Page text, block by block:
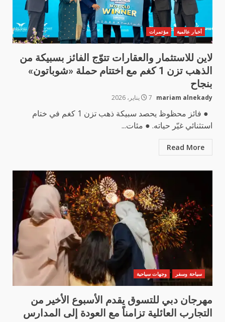
أخبار عالمية مؤتمرات
لاين للاستثمار والعقارات تتوّج الفائز بسبيكة من
الذهب تزن 1 كغم مع اختتام حملة «شوباتون»
بنجاح
mariam alnekady 7 يناير، 2026
● فائز محظوظ يحصد سبيكة ذهب تزن 1 كغم في ختام
استثنائي غيّر حياته. ● مئات...
Read More
سياحة وسفر وجهات سياحية
مهرجان دبي للتسوق يقدم الأسبوع الأخير من
التجارب العائلية تزامناً مع العودة إلى المدارس